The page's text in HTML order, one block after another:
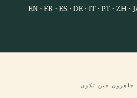
جاهزون حين تكون